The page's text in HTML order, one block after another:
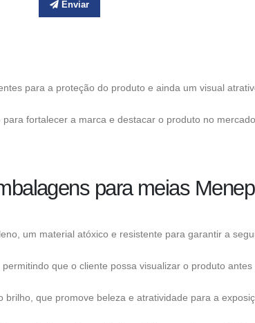
Enviar
para a proteção do produto e ainda um visual
fortalecer a marca e destacar o produto no mercado.
para meias
um material atóxico e resistente para garantir a
que o cliente possa visualizar o produto antes
brilho, que promove beleza e atratividade para a